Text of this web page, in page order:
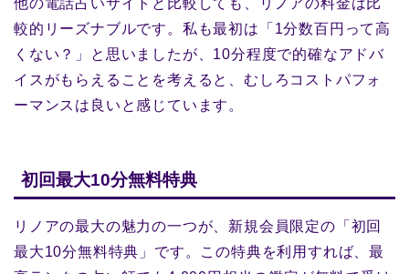
他の電話占いサイトと比較しても、リノアの料金は比
較的リーズナブルです。私も最初は「1分数百円って高
くない？」と思いましたが、10分程度で的確なアドバ
イスがもらえることを考えると、むしろコストパフォ
ーマンスは良いと感じています。
初回最大10分無料特典
リノアの最大の魅力の一つが、新規会員限定の「初回
最大10分無料特典」です。この特典を利用すれば、最